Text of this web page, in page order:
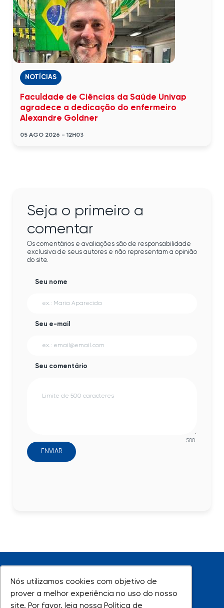
Nós utilizamos cookies com objetivo de
prover a melhor experiência no uso do nosso
site. Por favor, leia nossa Política de
Nós utilizamos cookies com objetivo de
prover a melhor experiência no uso do nosso
site. Por favor, leia nossa Política de
NOTÍCIAS
Faculdade de Ciências da Saúde Univap
agradece a dedicação do enfermeiro
Alexandre Goldner
05 AGO 2026 - 12H03
Seja o primeiro a
comentar
Os comentários e avaliações são de responsabilidade
exclusiva de seus autores e não representam a opinião
do site.
Seu nome
Seu e-mail
Seu comentário
500
ENVIAR